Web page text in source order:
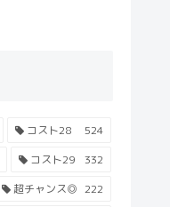
コスト28
524
コスト29
332
超チャンス◎ 222